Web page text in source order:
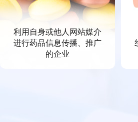
利用自身或他人网站媒介
进行药品信息传播、推广
的企业